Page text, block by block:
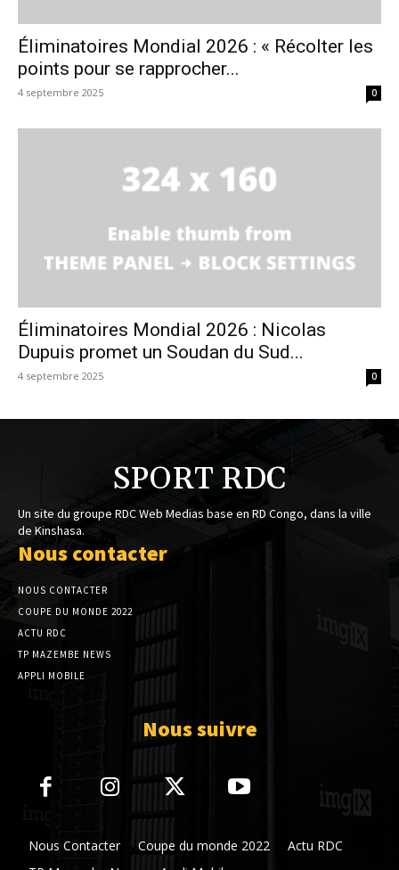
Éliminatoires Mondial 2026 : « Récolter les
points pour se rapprocher...
4 septembre 2025 0
Éliminatoires Mondial 2026 : Nicolas
Dupuis promet un Soudan du Sud...
4 septembre 2025 0
SPORT RDC
Un site du groupe RDC Web Medias base en RD Congo, dans la ville
de Kinshasa.
Nous contacter
NOUS CONTACTER
COUPE DU MONDE 2022
ACTU RDC
TP MAZEMBE NEWS
APPLI MOBILE
Nous suivre
Nous Contacter Coupe du monde 2022
Actu RDC